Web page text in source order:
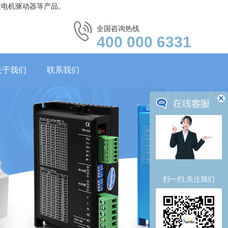
机驱动器等产品。
全国咨询热线
400 000 6331
于我们 联系我们
扫一扫,关注我们